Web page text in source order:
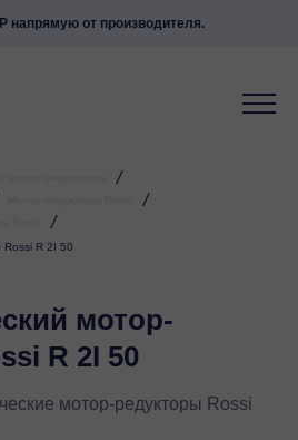
напрямую от производителя.
/
/
/
Rossi R 2I 50
мотор-
R 2I 50
мотор-редукторы Rossi